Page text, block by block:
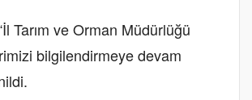
Tarım ve Orman Müdürlüğü
bilgilendirmeye devam